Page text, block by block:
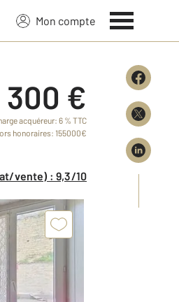
Mon compte
300 €
acquéreur: 6 % TTC
honoraires: 155000€
vente) : 9,3/10